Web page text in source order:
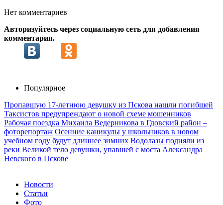
Нет комментариев
Авторизуйтесь через социальную сеть для добавления
комментария.
Популярное
Пропавшую 17-летнюю девушку из Пскова нашли погибшей
Таксистов предупреждают о новой схеме мошенников
Рабочая поездка Михаила Ведерникова в Гдовский район –
фоторепортаж Осенние каникулы у школьников в новом
учебном году будут длиннее зимних Водолазы подняли из
реки Великой тело девушки, упавшей с моста Александра
Невского в Пскове
Новости
Статьи
Фото